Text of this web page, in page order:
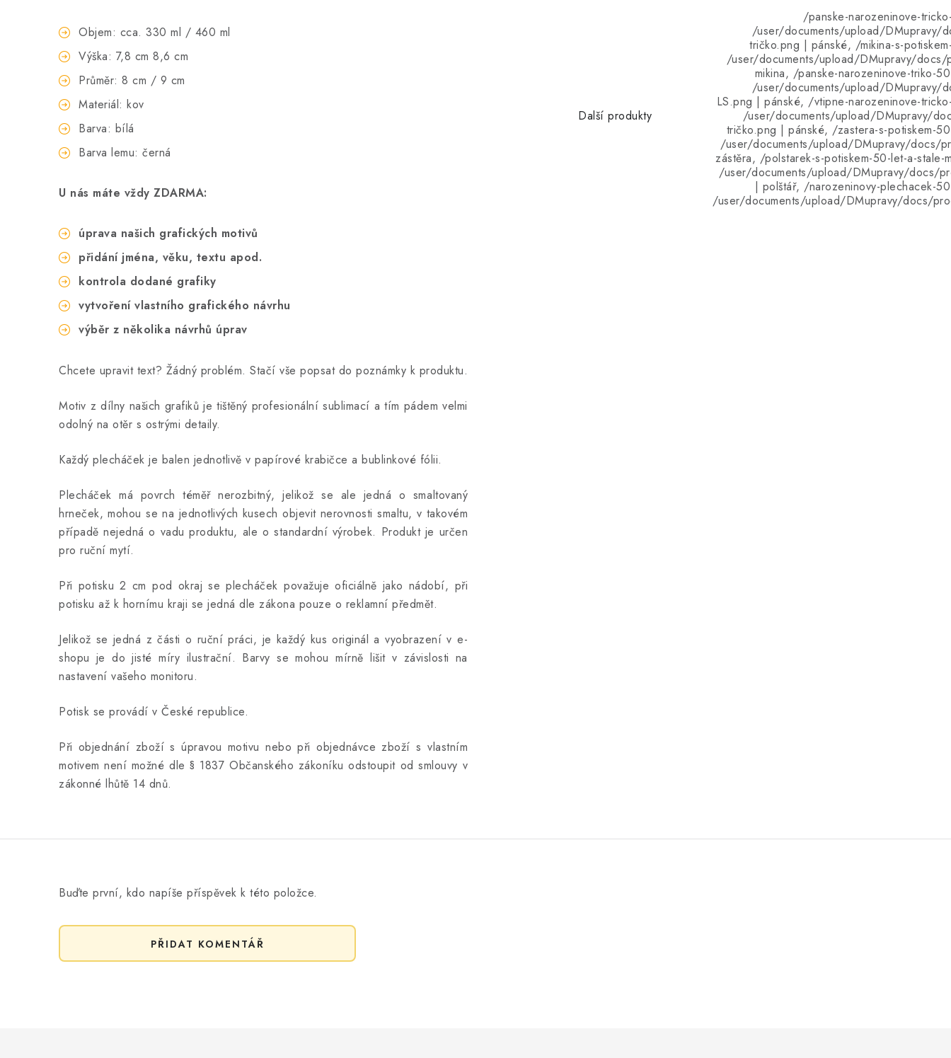
Objem: cca. 330 ml / 460 ml
Výška: 7,8 cm 8,6 cm
Průměr: 8 cm / 9 cm
Materiál: kov
Barva: bílá
Barva lemu: černá
U nás máte vždy ZDARMA:
úprava našich grafických motivů
přidání jména, věku, textu apod.
kontrola dodané grafiky
vytvoření vlastního grafického návrhu
výběr z několika návrhů úprav
Chcete upravit text? Žádný problém. Stačí vše popsat do poznámky k produktu.
Motiv z dílny našich grafiků je tištěný profesionální sublimací a tím pádem velmi
odolný na otěr s ostrými detaily.
Každý plecháček je balen jednotlivě v papírové krabičce a bublinkové fólii.
Plecháček má povrch téměř nerozbitný, jelikož se ale jedná o smaltovaný
hrneček, mohou se na jednotlivých kusech objevit nerovnosti smaltu, v takovém
případě nejedná o vadu produktu, ale o standardní výrobek. Produkt je určen
pro ruční mytí.
Při potisku 2 cm pod okraj se plecháček považuje oficiálně jako nádobí, při
potisku až k hornímu kraji se jedná dle zákona pouze o reklamní předmět.
Jelikož se jedná z části o ruční práci, je každý kus originál a vyobrazení v e-
shopu je do jisté míry ilustrační. Barvy se mohou mírně lišit v závislosti na
nastavení vašeho monitoru.
Potisk se provádí v České republice.
Při objednání zboží s úpravou motivu nebo při objednávce zboží s vlastním
motivem není možné dle § 1837 Občanského zákoníku odstoupit od smlouvy v
zákonné lhůtě 14 dnů.
Další produkty
/panske-narozeninove-
/user/documents/upload/DMupravy/
tričko.png | pánské, /mikina-s-
/user/documents/upload/DMupravy/docs/
mikina, /panske-narozeninove-triko-
/user/documents/upload/DMupravy/
LS.png | pánské, /vtipne-narozeninove-
/user/documents/upload/DMupravy/
tričko.png | pánské, /zastera-s-potiskem-
/user/documents/upload/DMupravy/docs/
zástěra, /polstarek-s-potiskem-50-let-a-
/user/documents/upload/DMupravy/docs/
| polštář, /narozeninovy-plechacek-
/user/documents/upload/DMupravy/docs/
Buďte první, kdo napíše příspěvek k této položce.
PŘIDAT KOMENTÁŘ